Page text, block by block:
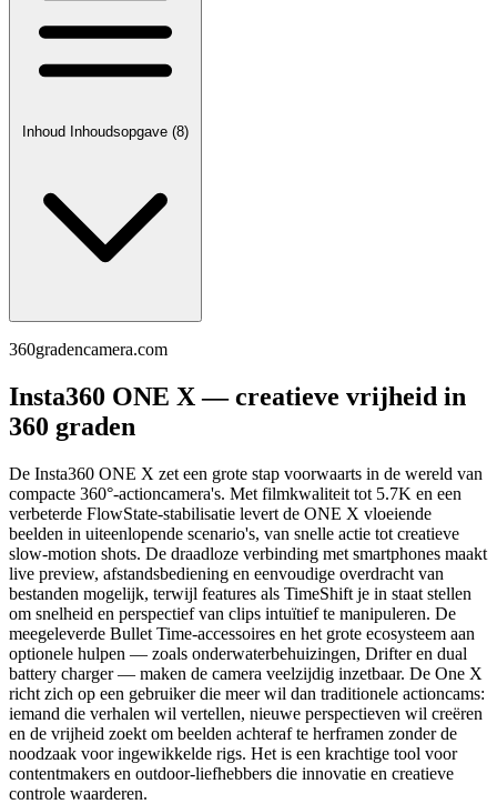
Inhoud Inhoudsopgave (8)
360gradencamera.com
Insta360 ONE X — creatieve vrijheid in
360 graden
De Insta360 ONE X zet een grote stap voorwaarts in de wereld van
compacte 360°-actioncamera's. Met filmkwaliteit tot 5.7K en een
verbeterde FlowState-stabilisatie levert de ONE X vloeiende
beelden in uiteenlopende scenario's, van snelle actie tot creatieve
slow-motion shots. De draadloze verbinding met smartphones maakt
live preview, afstandsbediening en eenvoudige overdracht van
bestanden mogelijk, terwijl features als TimeShift je in staat stellen
om snelheid en perspectief van clips intuïtief te manipuleren. De
meegeleverde Bullet Time-accessoires en het grote ecosysteem aan
optionele hulpen — zoals onderwaterbehuizingen, Drifter en dual
battery charger — maken de camera veelzijdig inzetbaar. De One X
richt zich op een gebruiker die meer wil dan traditionele actioncams:
iemand die verhalen wil vertellen, nieuwe perspectieven wil creëren
en de vrijheid zoekt om beelden achteraf te herframen zonder de
noodzaak voor ingewikkelde rigs. Het is een krachtige tool voor
contentmakers en outdoor-liefhebbers die innovatie en creatieve
controle waarderen.